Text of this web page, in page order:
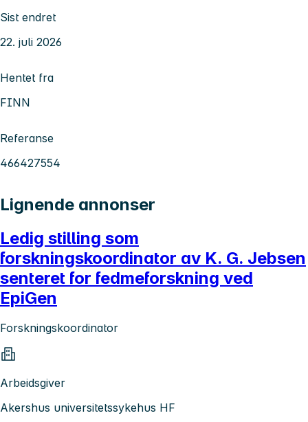
Sist endret
22. juli 2026
Hentet fra
FINN
Referanse
466427554
Lignende annonser
Ledig stilling som
forskningskoordinator av K. G. Jebsen
senteret for fedmeforskning ved
EpiGen
Forskningskoordinator
Arbeidsgiver
Akershus universitetssykehus HF